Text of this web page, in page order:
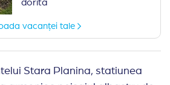
dorita
vacanței tale
Stara Planina, statiunea